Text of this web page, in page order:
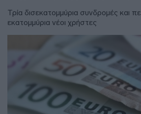
Τρία δισεκατομμύρια συνδρομές και
εκατομμύρια νέοι χρήστες